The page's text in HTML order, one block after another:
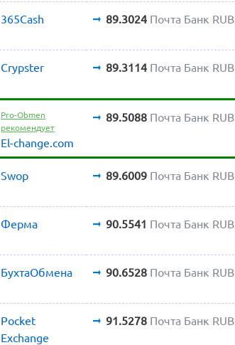
365Cash 89.3024 Почта Банк RUB
Crypster 89.3114 Почта Банк RUB
Pro-Obmen
рекомендует
El-change.com
89.5088 Почта Банк RUB
Swop 89.6009 Почта Банк RUB
Ферма 90.5541 Почта Банк RUB
БухтаОбмена 90.6528 Почта Банк RUB
Pocket
Exchange
91.5278 Почта Банк RUB